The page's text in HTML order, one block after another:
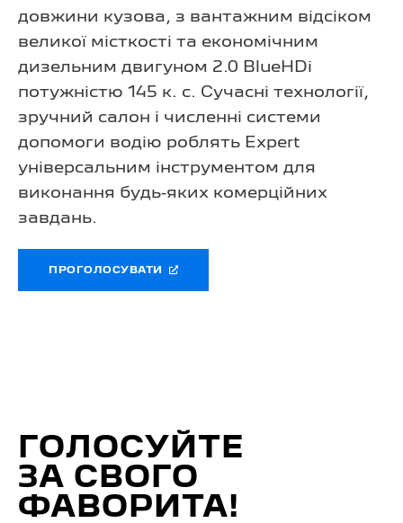
довжини кузова, з вантажним відсіком
великої місткості та економічним
дизельним двигуном 2.0 BlueHDi
потужністю 145 к. с. Сучасні технології,
зручний салон і численні системи
допомоги водію роблять Expert
універсальним інструментом для
виконання будь-яких комерційних
завдань.
ПРОГОЛОСУВАТИ
ГОЛОСУЙТЕ
ЗА СВОГО
ФАВОРИТА!